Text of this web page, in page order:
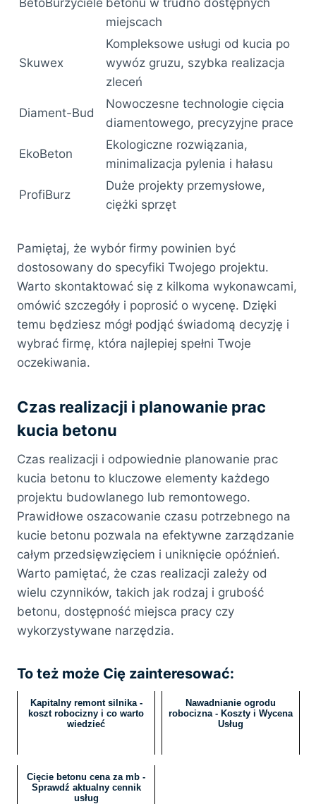
miejscach
Skuwex
Kompleksowe usługi od kucia po
wywóz gruzu, szybka realizacja
zleceń
Diament-Bud
Nowoczesne technologie cięcia
diamentowego, precyzyjne prace
EkoBeton
Ekologiczne rozwiązania,
minimalizacja pylenia i hałasu
ProfiBurz
Duże projekty przemysłowe,
ciężki sprzęt
Pamiętaj, że wybór firmy powinien być
dostosowany do specyfiki Twojego projektu.
Warto skontaktować się z kilkoma wykonawcami,
omówić szczegóły i poprosić o wycenę. Dzięki
temu będziesz mógł podjąć świadomą decyzję i
wybrać firmę, która najlepiej spełni Twoje
oczekiwania.
Czas realizacji i planowanie prac
kucia betonu
Czas realizacji i odpowiednie planowanie prac
kucia betonu to kluczowe elementy każdego
projektu budowlanego lub remontowego.
Prawidłowe oszacowanie czasu potrzebnego na
kucie betonu pozwala na efektywne zarządzanie
całym przedsięwzięciem i uniknięcie opóźnień.
Warto pamiętać, że czas realizacji zależy od
wielu czynników, takich jak rodzaj i grubość
betonu, dostępność miejsca pracy czy
wykorzystywane narzędzia.
To też może Cię zainteresować:
Kapitalny remont silnika -
koszt robocizny i co warto
wiedzieć
Nawadnianie ogrodu
robocizna - Koszty i Wycena
Usług
Cięcie betonu cena za mb -
Sprawdź aktualny cennik
usług